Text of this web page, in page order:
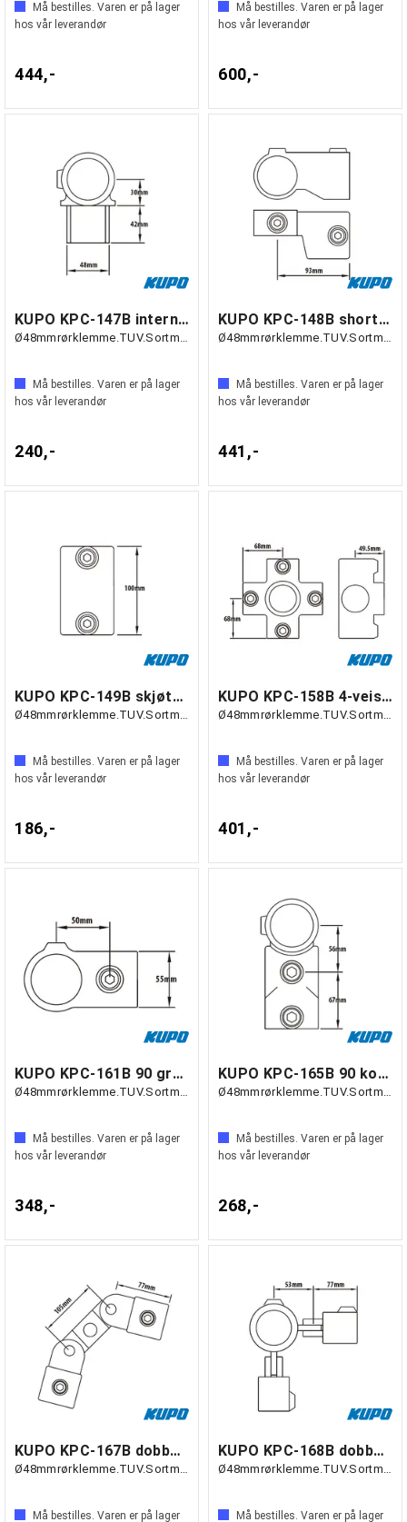
Må bestilles. Varen er på lager
hos vår leverandør
444,-
Må bestilles. Varen er på lager
hos vår leverandør
600,-
KUPO KPC-147B internal swivel T
Ø48mmrørklemme.TUV.Sortmatt.
Må bestilles. Varen er på lager
hos vår leverandør
240,-
KUPO KPC-148B short T-swivels, par
Ø48mmrørklemme.TUV.Sortmatt.
Må bestilles. Varen er på lager
hos vår leverandør
441,-
KUPO KPC-149B skjøtestykke
Ø48mmrørklemme.TUV.Sortmatt.
Må bestilles. Varen er på lager
hos vår leverandør
186,-
KUPO KPC-158B 4-veis kryss
Ø48mmrørklemme.TUV.Sortmatt.
Må bestilles. Varen er på lager
hos vår leverandør
401,-
KUPO KPC-161B 90 grader gjennomføring
Ø48mmrørklemme.TUV.Sortmatt.
Må bestilles. Varen er på lager
hos vår leverandør
348,-
KUPO KPC-165B 90 kombinasjonskryss
Ø48mmrørklemme.TUV.Sortmatt.
Må bestilles. Varen er på lager
hos vår leverandør
268,-
KUPO KPC-167B dobbel svivelkombo
Ø48mmrørklemme.TUV.Sortmatt.
Må bestilles. Varen er på lager
KUPO KPC-168B dobbel svivelkombo 90 grad
Ø48mmrørklemme.TUV.Sortmatt.
Må bestilles. Varen er på lager